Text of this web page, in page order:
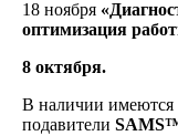
18 ноября
оптимизация
8 октября.
В наличии
подавители